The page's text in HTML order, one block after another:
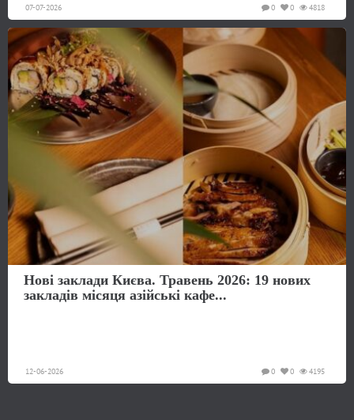
07-07-2026 4818
0
0
Нові заклади Києва. Травень 2026: 19 нових
закладів місяця азійські кафе...
12-06-2026 4195
0
0